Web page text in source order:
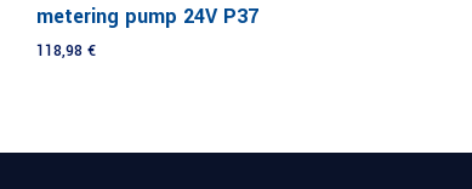
metering pump 24V P37
118,98 €